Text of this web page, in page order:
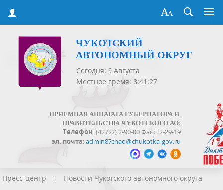
ЧУКОТСКИЙ
АВТОНОМНЫЙ ОКРУГ
Сегодня: 9 Августа
Местное время: 8:41:28
ПРИЕМНАЯ АППАРАТА ГУБЕРНАТОРА И
ПРАВИТЕЛЬСТВА ЧУКОТСКОГО АО:
Телефон: (42722) 2-90-00 Факс: 2-29-19
эл. почта:admin87chao@chukotka-gov.ru
Пресс-центр › Новости Чукотского автономного округа